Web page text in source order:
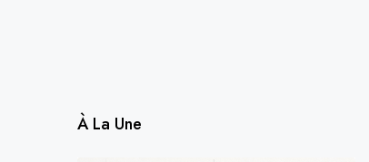
À La Une